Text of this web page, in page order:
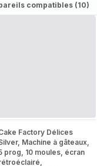
compatibles (10)
Factory Délices
Machine à gâteaux,
prog, 10 moules, écran